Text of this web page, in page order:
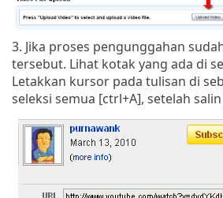
3. Jika proses pengunggahan
tersebut. Lihat kotak yang ada di
Letakkan kursor pada tulisan di
seleksi semua [ctrl+A], setelah salin